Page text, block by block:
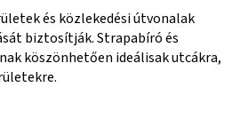
s
t
a
i
és közlekedési útvonalak
biztosítják. Strapabíró és
köszönhetően ideálisak utcákra,